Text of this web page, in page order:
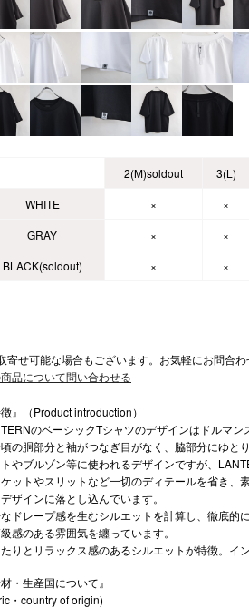
2(M)soldout 3(L)
WHITE
× ×
GRAY
× ×
BLACK(soldout)
× ×
寄せ可能な場合もございます。お気軽にお問合わ
商品について問い合わせる
徴』（Product introduction）
のベーシックTシャツのデザインはドルマン
の胴部分と袖がつなぎ目がなく、脇部分にゆと
やブルゾン等に使われるデザインですが、
ットやスリットなど一切のディテールを省き
ザインに落とし込んでいます。
ドレープ感を生むシルエットを計算し、徹底的
感のある雰囲気を纏っています。
りとリラックス感のあるシルエットが特徴。イ
材・生産国について』
・country of origin)